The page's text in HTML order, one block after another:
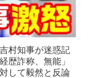
村知事が迷惑記
歴詐称、無能」
して毅然と反論